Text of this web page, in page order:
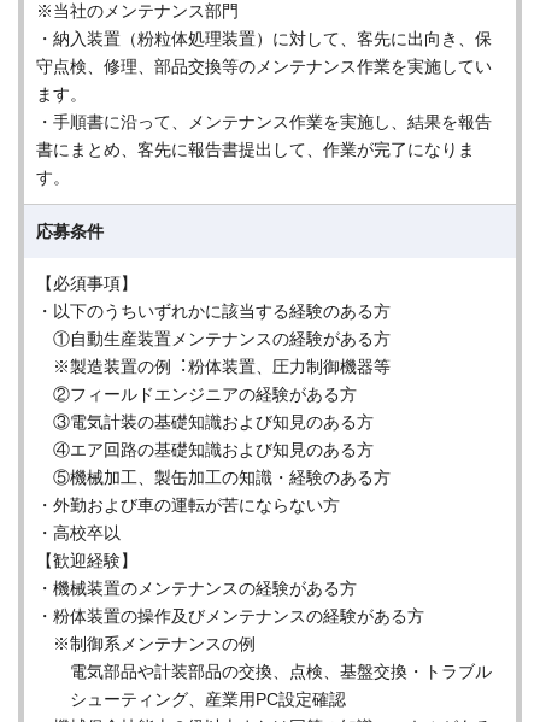
※当社のメンテナンス部⾨
・納⼊装置（粉粒体処理装置）に対して、客先に出向き、保
守点検、修理、部品交換等のメンテナンス作業を実施してい
ます。
・⼿順書に沿って、メンテナンス作業を実施し、結果を報告
書にまとめ、客先に報告書提出して、作業が完了になりま
す。
応募条件
【必須事項】
・以下のうちいずれかに該当する経験のある⽅
①⾃動⽣産装置メンテナンスの経験がある⽅
※製造装置の例︓粉体装置、圧⼒制御機器等
②フィールドエンジニアの経験がある⽅
③電気計装の基礎知識および知⾒のある⽅
④エア回路の基礎知識および知⾒のある⽅
⑤機械加⼯、製⽸加⼯の知識・経験のある⽅
・外勤および⾞の運転が苦にならない⽅
・⾼校卒以
【歓迎経験】
・機械装置のメンテナンスの経験がある⽅
・粉体装置の操作及びメンテナンスの経験がある⽅
※制御系メンテナンスの例
電気部品や計装部品の交換、点検、基盤交換・トラブル
シューティング、産業⽤PC設定確認